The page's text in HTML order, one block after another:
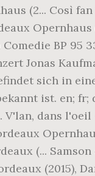
(2... Così
Opernhaus
BP 95
Jonas
sich in
ist. en; fr;
V'lan, dans l'oeil
(...
(2015),